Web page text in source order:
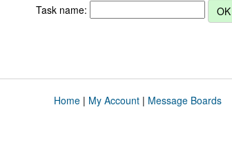
Task name:
Home| My Account| Message Boards